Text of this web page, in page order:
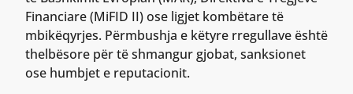
Financiare (MiFID II) ose ligjet kombëtare të
mbikëqyrjes. Përmbushja e këtyre rregullave është
thelbësore për të shmangur gjobat, sanksionet
ose humbjet e reputacionit.